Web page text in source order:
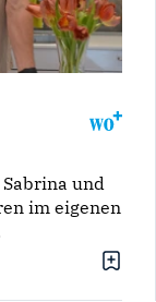
und
im eigenen